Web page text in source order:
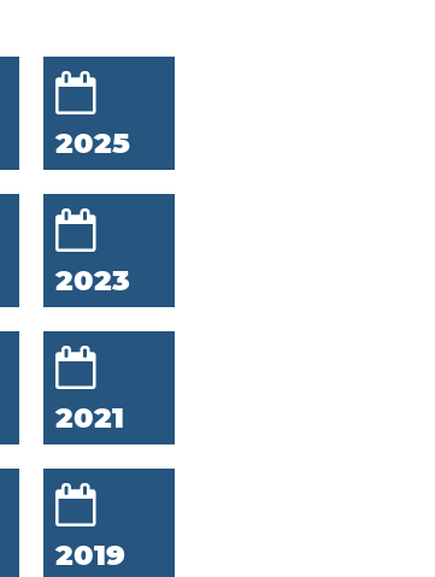
2025
2023
2021
2019